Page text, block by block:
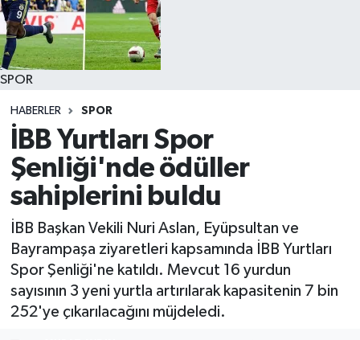
SPOR
HABERLER SPOR
İBB Yurtları Spor
Şenliği'nde ödüller
sahiplerini buldu
İBB Başkan Vekili Nuri Aslan, Eyüpsultan ve
Bayrampaşa ziyaretleri kapsamında İBB Yurtları
Spor Şenliği'ne katıldı. Mevcut 16 yurdun
sayısının 3 yeni yurtla artırılarak kapasitenin 7 bin
252'ye çıkarılacağını müjdeledi.